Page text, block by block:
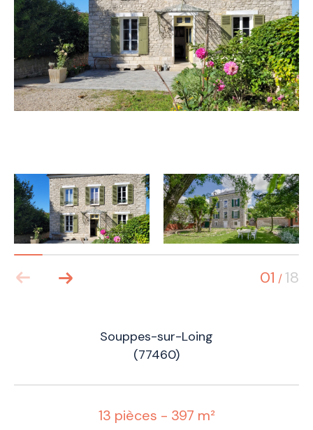
01 / 18
Souppes-sur-Loing
(77460)
13 pièces - 397 m²